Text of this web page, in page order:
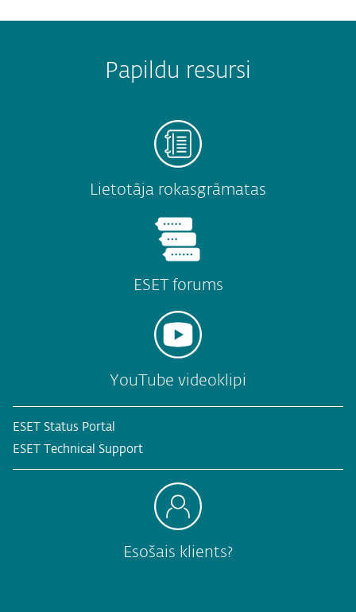
Papildu resursi
Lietotāja rokasgrāmatas
ESET forums
YouTube videoklipi
ESET Status Portal
ESET Technical Support
Esošais klients?